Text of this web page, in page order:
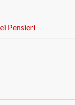
Pensieri